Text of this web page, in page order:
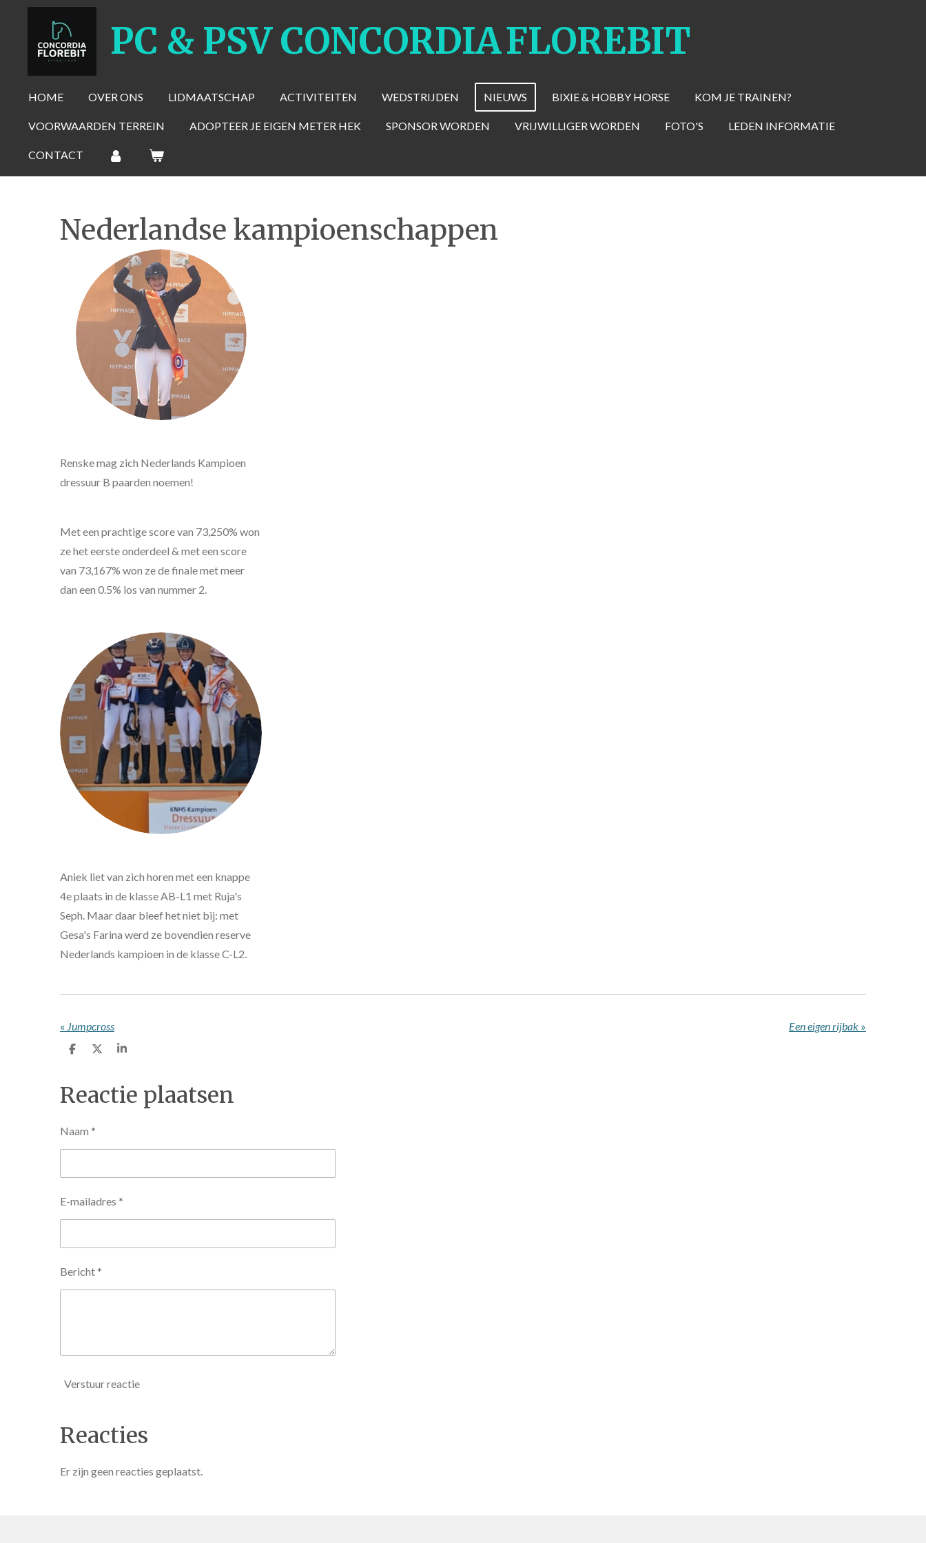
hoofdinhoud
PC & PSV CONCORDIAFLOREBIT
HOME OVER ONS LIDMAATSCHAP ACTIVITEITEN WEDSTRIJDEN NIEUWS BIXIE & HOBBY HORSE KOM JE TRAINEN?
VOORWAARDEN TERREIN ADOPTEER JE EIGEN METER HEK SPONSOR WORDEN VRIJWILLIGER WORDEN FOTO'S LEDEN INFORMATIE
CONTACT
Nederlandse kampioenschappen
Renske mag zich Nederlands Kampioen
dressuur B paarden noemen!
Met een prachtige score van 73,250% won
ze het eerste onderdeel & met een score
van 73,167% won ze de finalemet meer
dan een 0.5% los van nummer 2.
Aniek liet van zich horen met een knappe
4e plaats in de klasse AB-L1 met Ruja's
Seph. Maar daar bleef het niet bij: met
Gesa's Farina werd ze bovendien reserve
Nederlands kampioen in de klasse C-L2.
« Jumpcross Een eigen rijbak »
D
e
n
D
S
r
e
Reactie plaatsen
Naam *
E-mailadres *
Bericht *
Verstuur reactie
Reacties
Er zijn geen reacties geplaatst.